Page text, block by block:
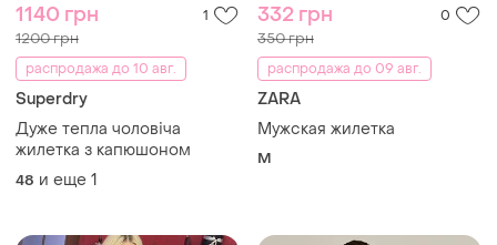
1140 грн 1
1200 грн
распродажа до 10 авг.
Superdry
Дуже тепла чоловіча
жилетка з капюшоном
48 и еще 1
332 грн 0
350 грн
распродажа до 09 авг.
ZARA
Мужская жилетка
M